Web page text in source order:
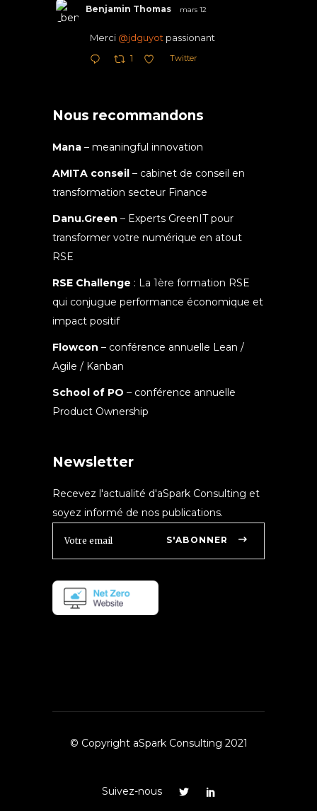
Benjamin Thomas mars 12
Merci @jdguyot passionant
1 Twitter
Nous recommandons
Mana – meaningful innovation
AMITA conseil – cabinet de conseil en
transformation secteur Finance
Danu.Green – Experts GreenIT pour
transformer votre numérique en atout
RSE
RSE Challenge : La 1ère formation RSE
qui conjugue performance économique et
impact positif
Flowcon – conférence annuelle Lean /
Agile / Kanban
School of PO – conférence annuelle
Product Ownership
Newsletter
Recevez l'actualité d'aSpark Consulting et
soyez informé de nos publications.
S'ABONNER
© Copyright aSpark Consulting 2021
Suivez-nous